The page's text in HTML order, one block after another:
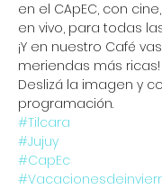
en el CApEC, con
en vivo, para todas
¡Y en nuestro Café
meriendas más ricas!
Deslizá la imagen y
programación.
#Tilcara
#Jujuy
#CapEc